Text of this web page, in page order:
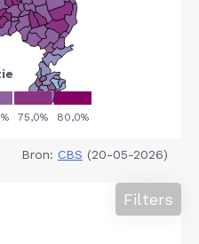
Bron: CBS (20-05-2026)
Filters